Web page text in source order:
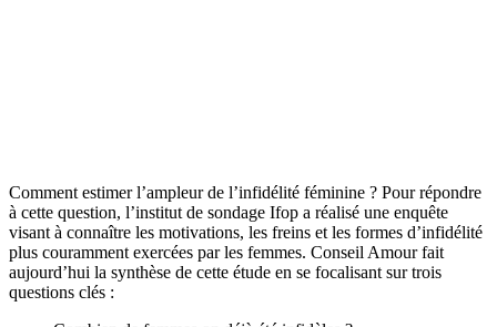
Comment estimer l’ampleur de l’infidélité féminine ? Pour répondre
à cette question, l’institut de sondage Ifop a réalisé une enquête
visant à connaître les motivations, les freins et les formes d’infidélité
plus couramment exercées par les femmes. Conseil Amour fait
aujourd’hui la synthèse de cette étude en se focalisant sur trois
questions clés :